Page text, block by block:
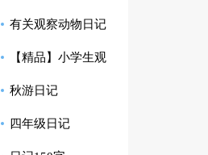
板汇编5篇
有关观察动物日记
模板7篇
【精品】小学生观
察日记范文汇编五篇
秋游日记
四年级日记